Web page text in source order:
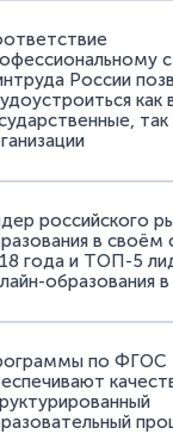
России
как
российского
в своём
года и ТОП-5
образования
по ФГОС